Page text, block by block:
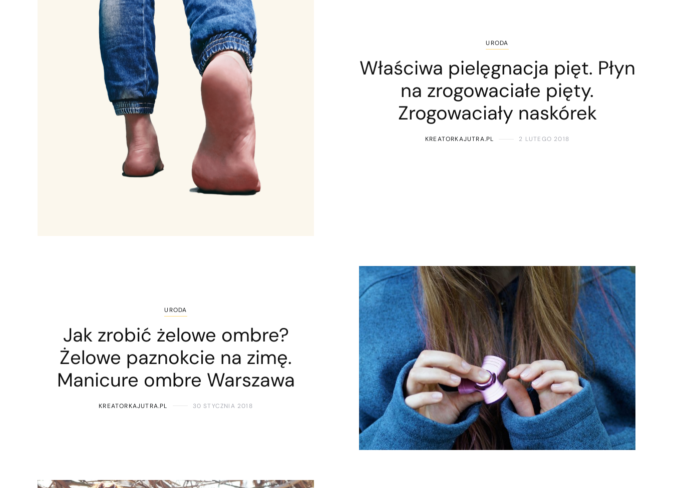
URODA
Właściwa pielęgnacja pięt. Płyn
na zrogowaciałe pięty.
Zrogowaciały naskórek
KREATORKAJUTRA.PL 2 LUTEGO 2018
URODA
Jak zrobić żelowe ombre?
Żelowe paznokcie na zimę.
Manicure ombre Warszawa
KREATORKAJUTRA.PL 30 STYCZNIA 2018